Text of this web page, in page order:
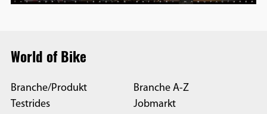
World of Bike
Branche/Produkt
Testrides
Branche A-Z
Jobmarkt